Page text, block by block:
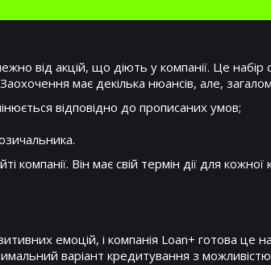
від акцій, що діють у компанії. Це набір
має декілька нюансів, але,
відповідно до прописаних умов;
Він має свій термін дії для кожної
емоцій, і компанія Loan+ готова це
варіант кредитування з